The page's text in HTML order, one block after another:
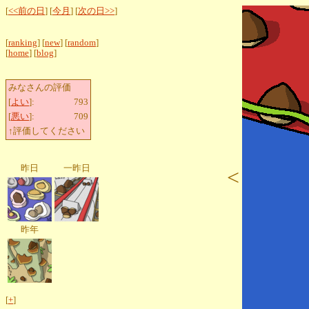
[<<前の日 ] [今月 ] [次の日>>]
[ranking] [new] [random]
[home] [blog]
みなさんの評価
[よい]:
793
[悪い]:
709
↑評価してください
昨日 一昨日
昨年
[+]
<